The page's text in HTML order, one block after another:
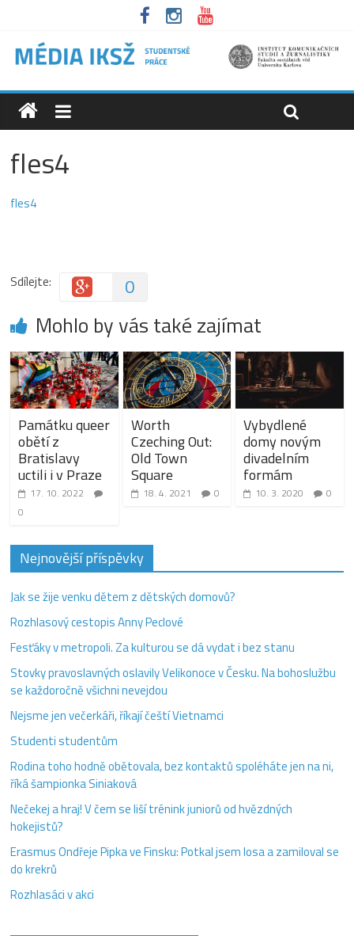
fles4
fles4
Sdílejte: 0
Mohlo by vás také zajímat
Památku queer
obětí z
Bratislavy
uctili i v Praze
17. 10. 2022
0
Worth
Czeching Out:
Old Town
Square
18. 4. 2021 0
Vybydlené
domy novým
divadelním
formám
10. 3. 2020 0
Nejnovější příspěvky
Jak se žije venku dětem z dětských domovů?
Rozhlasový cestopis Anny Peclové
Fesťáky v metropoli. Za kulturou se dá vydat i bez stanu
Stovky pravoslavných oslavily Velikonoce v Česku. Na bohoslužbu
se každoročně všichni nevejdou
Nejsme jen večerkáři, říkají čeští Vietnamci
Studenti studentům
Rodina toho hodně obětovala, bez kontaktů spoléháte jen na ni,
říká šampionka Siniaková
Nečekej a hraj! V čem se liší trénink juniorů od hvězdných
hokejistů?
Erasmus Ondřeje Pipka ve Finsku: Potkal jsem losa a zamiloval se
do krekrů
Rozhlasáci v akci